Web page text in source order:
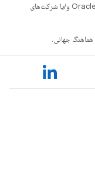
مراجعه کنید. جاوا علامت تجاری ثبت‌شده Oracle و/یا شرکت‌های